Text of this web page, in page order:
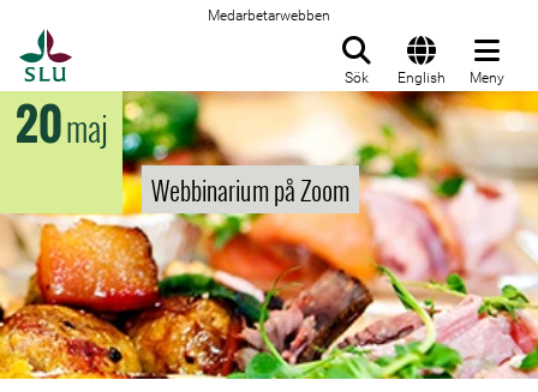
Medarbetarwebben
Sök English Meny
20maj
Webbinarium på Zoom